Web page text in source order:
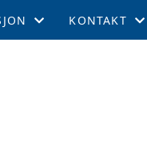
KONTAKT